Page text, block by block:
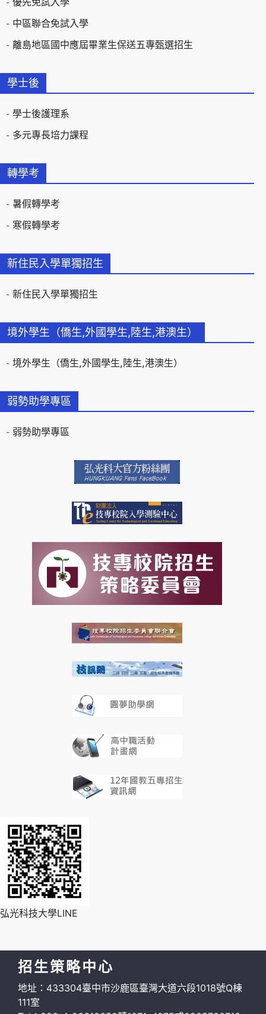
中區聯合免試入學
離島地區國中應屆畢業生保送五專甄選招生
學士後
學士後護理系
多元專長培力課程
轉學考
暑假轉學考
寒假轉學考
新住民入學單獨招生
新住民入學單獨招生
境外學生（僑生,外國學生,陸生,港澳生）
境外學生（僑生,外國學生,陸生,港澳生）
弱勢助學專區
弱勢助學專區
弘光科技大學LINE
招生策略中心
地址：433304臺中市沙鹿區臺灣大道六段1018號Q棟
111室